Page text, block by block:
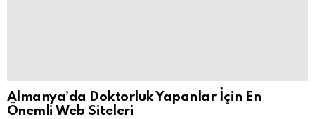
Almanya’da Doktorluk Yapanlar İçin En
Önemli Web Siteleri